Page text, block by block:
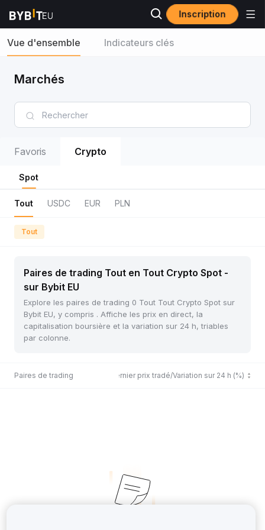
Inscription
Vue d'ensemble Indicateurs clés
Marchés
Favoris Crypto
Spot
Tout USDC EUR PLN
Tout
Paires de trading Tout en Tout Crypto Spot -
sur Bybit EU
Explore les paires de trading 0 Tout Tout Crypto Spot sur
Bybit EU, y compris . Affiche les prix en direct, la
capitalisation boursière et la variation sur 24 h, triables
par colonne.
Paires de trading Dernier prix tradé/Variation sur 24 h (%)